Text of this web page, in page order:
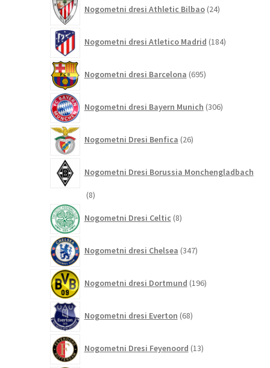
Nogometni dresi Athletic Bilbao 24izdelkov
Nogometni dresi Atletico Madrid 184izdelkov
Nogometni dresi Barcelona 695izdelkov
Nogometni dresi Bayern Munich 306izdelkov
Nogometni Dresi Benfica 26izdelkov
Nogometni Dresi Borussia Monchengladbach
88
Nogometni Dresi Celtic 8izdelkov
Nogometni dresi Chelsea 347izdelkov
Nogometni dresi Dortmund 196izdelkov
Nogometni dresi Everton 68izdelkov
Nogometni Dresi Feyenoord 13izdelkov